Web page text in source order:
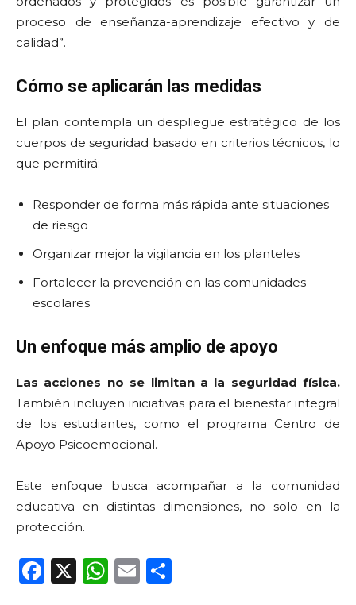
proceso de enseñanza-aprendizaje efectivo y de
calidad”.
Cómo se aplicarán las medidas
El plan contempla un despliegue estratégico de los
cuerpos de seguridad basado en criterios técnicos, lo
que permitirá:
Responder de forma más rápida ante situaciones
de riesgo
Organizar mejor la vigilancia en los planteles
Fortalecer la prevención en las comunidades
escolares
Un enfoque más amplio de apoyo
Las acciones no se limitan a la seguridad física.
También incluyen iniciativas para el bienestar integral
de los estudiantes, como el programa Centro de
Apoyo Psicoemocional.
Este enfoque busca acompañar a la comunidad
educativa en distintas dimensiones, no solo en la
protección.
F
X
W E